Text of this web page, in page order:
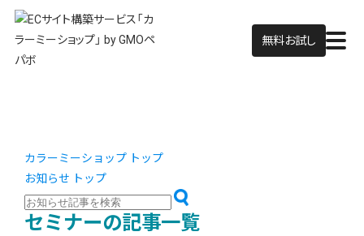
無料お試し
カラーミーショップ トップ
お知らせ トップ
セミナーの記事一覧